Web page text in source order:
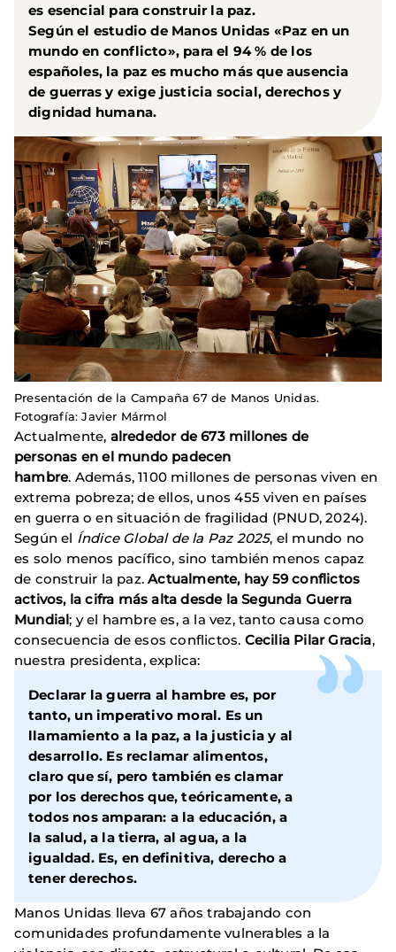
es esencial para construir la paz.
Según el estudio de Manos Unidas «Paz en un
mundo en conflicto», para el 94 % de los
españoles, la paz es mucho más que ausencia
de guerras y exige justicia social, derechos y
dignidad humana.
Presentación de la Campaña 67 de Manos Unidas.
Fotografía: Javier Mármol
Actualmente, alrededor de 673 millones de
personas en el mundo padecen
hambre. Además, 1100 millones de personas viven en
extrema pobreza; de ellos, unos 455 viven en países
en guerra o en situación de fragilidad (PNUD, 2024).
Según el Índice Global de la Paz 2025, el mundo no
es solo menos pacífico, sino también menos capaz
de construir la paz.Actualmente, hay 59 conflictos
activos, la cifra más alta desde la Segunda Guerra
Mundial; y el hambre es, a la vez, tanto causa como
consecuencia de esos conflictos. Cecilia Pilar Gracia,
nuestra presidenta, explica:
Declarar la guerra al hambre es, por
tanto, un imperativo moral. Es un
llamamiento a la paz, a la justicia y al
desarrollo. Es reclamar alimentos,
claro que sí, pero también es clamar
por los derechos que, teóricamente, a
todos nos amparan: a la educación, a
la salud, a la tierra, al agua, a la
igualdad. Es, en definitiva, derecho a
tener derechos.
Manos Unidas lleva 67 años trabajando con
comunidades profundamente vulnerables a la